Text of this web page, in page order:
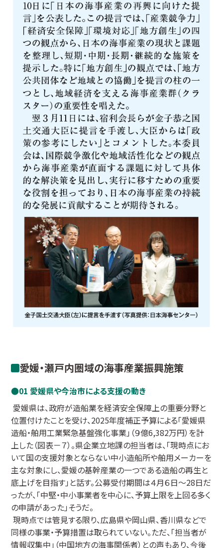
愛媛・瀬戸内圏域の海事産業振興施策
01 愛媛県や今治市による支援の動き
愛媛県は、政府が造船業を経済安全保障上の重要分野と
位置付けたことを受け、2025年度補正予算による「愛媛県
造船・舶用工業緊急基盤強化事業」（９億6,382万円）を計
上した（図表－７）。県企業立地課の担当者は、「現時点にお
いて国の支援対象とならない中小造船所や舶用メーカーを
主な対象にし、愛媛の基幹産業の一つである造船の再生と
底上げを目指す」と話す。公募受付期間は４月６日～28日だ
ったが、「中堅・中小事業者を中心に、予算上限を上回る多く
の申請があった」そうだ。
現時点では管見する限り、広島県や岡山県、香川県などで
同様の事業・予算措置は取られていない。ただ、「担当者が
情報収集中」（中国地方の海事関係者）との声もあり、今後